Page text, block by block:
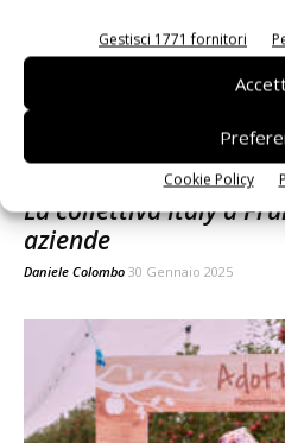
Gestisci 1771 fornitori
Cookie Policy
La collettiva Italy a
aziende
Daniele Colombo 30 Gennaio 2025